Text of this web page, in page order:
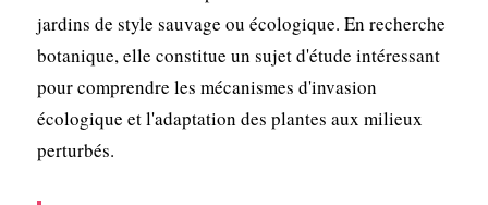
jardins de style sauvage ou écologique. En recherche
botanique, elle constitue un sujet d'étude intéressant
pour comprendre les mécanismes d'invasion
écologique et l'adaptation des plantes aux milieux
perturbés.